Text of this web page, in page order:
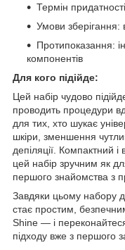
Термін
Умови зберігання:
Протипоказання:
компонентів
Для кого підійде:
Цей набір чудово
проводить процедури
для тих, хто шукає
шкіри, зменшення
депіляції. Компактний
цей набір зручним як
першого знайомства з
Завдяки цьому набору
стає простим,
Shine — і
підходу вже з першого